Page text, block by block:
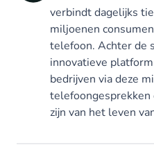
verbindt dagelijks
miljoenen
telefoon. Achter de
innovatieve
bedrijven via deze
zijn van het leven